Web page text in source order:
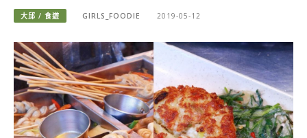
大邱 / 食遊 GIRLS_FOODIE 2019-05-12